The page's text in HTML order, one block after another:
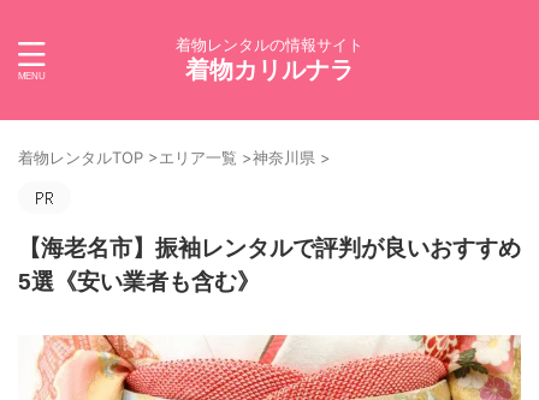
着物レンタルの情報サイト
着物カリルナラ
着物レンタルTOP >エリア一覧 >神奈川県 >
【海老名市】振袖レンタルで評判が良いおすすめ
5選《安い業者も含む》